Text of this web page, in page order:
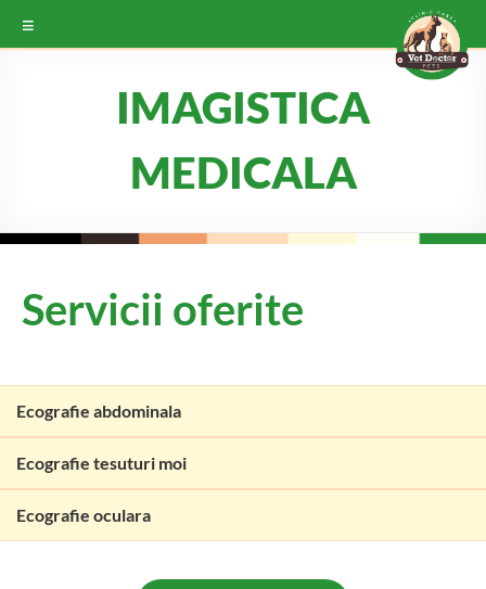
IMAGISTICA
MEDICALA
Servicii oferite
Ecografie abdominala
Ecografie tesuturi moi
Ecografie oculara